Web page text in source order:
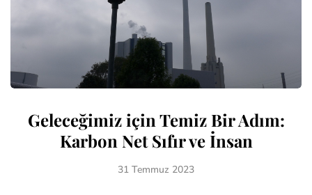
Geleceğimiz için Temiz Bir Adım:
Karbon Net Sıfır ve İnsan
31 Temmuz 2023